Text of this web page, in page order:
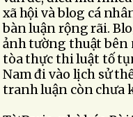
xã hội và blog cá
bàn luận rộng rãi.
ảnh tường thuật bên
tòa thực thi luật tố
Nam đi vào lịch sử
tranh luận còn chưa